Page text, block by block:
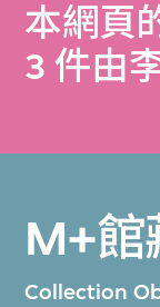
本網頁
3 件由
M+館
Collection